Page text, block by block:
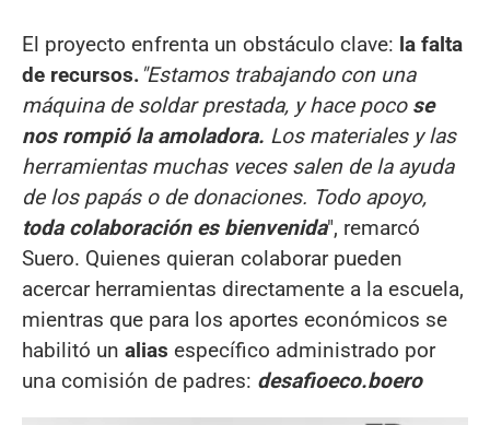
El proyecto enfrenta un obstáculo clave: la falta
de recursos. "Estamos trabajando con una
máquina de soldar prestada, y hace poco se
nos rompió la amoladora. Los materiales y las
herramientas muchas veces salen de la ayuda
de los papás o de donaciones. Todo apoyo,
toda colaboración es bienvenida", remarcó
Suero. Quienes quieran colaborar pueden
acercar herramientas directamente a la escuela,
mientras que para los aportes económicos se
habilitó un alias específico administrado por
una comisión de padres: desafioeco.boero